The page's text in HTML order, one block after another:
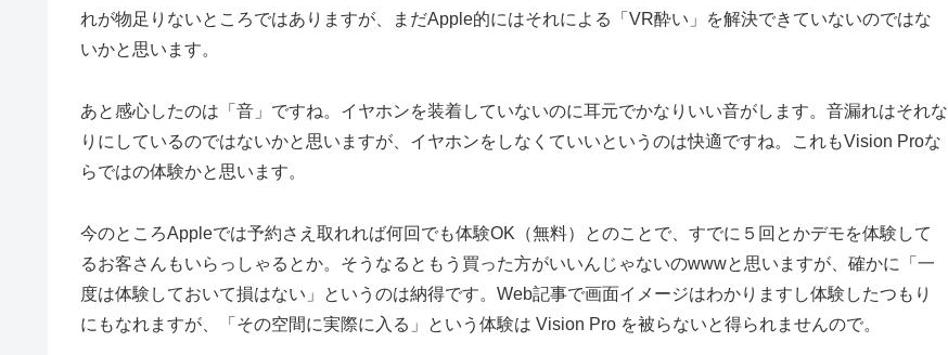
れが物足りないところではありますが、まだApple的にはそれによる「VR酔い」を解決できていないのではな
いかと思います。
あと感心したのは「音」ですね。イヤホンを装着していないのに耳元でかなりいい音がします。音漏れはそれな
りにしているのではないかと思いますが、イヤホンをしなくていいというのは快適ですね。これもVision Proな
らではの体験かと思います。
今のところAppleでは予約さえ取れれば何回でも体験OK（無料）とのことで、すでに５回とかデモを体験して
るお客さんもいらっしゃるとか。そうなるともう買った方がいいんじゃないのwwwと思いますが、確かに「一
度は体験しておいて損はない」というのは納得です。Web記事で画面イメージはわかりますし体験したつもり
にもなれますが、「その空間に実際に入る」という体験は Vision Pro を被らないと得られませんので。